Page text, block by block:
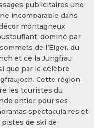
publicitaires une
incomparable dans
montagneux
dominé par
de l’Eiger, du
et de la Jungfrau
que par le célèbre
Cette région
les touristes du
entier pour ses
spectaculaires et
pistes de ski de